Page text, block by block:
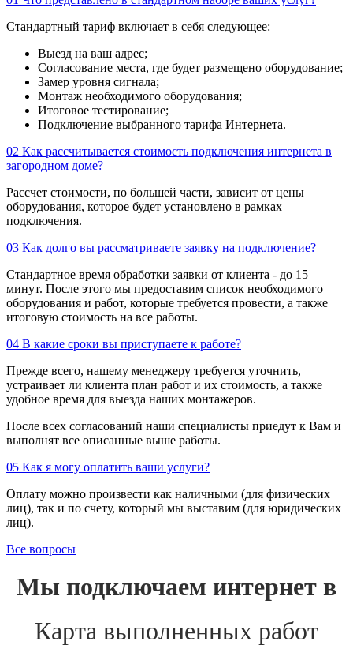
Стандартный тариф включает в себя следующее:
Выезд на ваш адрес;
Согласование места, где будет размещено оборудование;
Замер уровня сигнала;
Монтаж необходимого оборудования;
Итоговое тестирование;
Подключение выбранного тарифа Интернета.
02 Как рассчитывается стоимость подключения интернета в
загородном доме?
Рассчет стоимости, по большей части, зависит от цены
оборудования, которое будет установлено в рамках
подключения.
03 Как долго вы рассматриваете заявку на подключение?
Стандартное время обработки заявки от клиента - до 15
минут. После этого мы предоставим список необходимого
оборудования и работ, которые требуется провести, а также
итоговую стоимость на все работы.
04 В какие сроки вы приступаете к работе?
Прежде всего, нашему менеджеру требуется уточнить,
устраивает ли клиента план работ и их стоимость, а также
удобное время для выезда наших монтажеров.
После всех согласований наши специалисты приедут к Вам и
выполнят все описанные выше работы.
05 Как я могу оплатить ваши услуги?
Оплату можно произвести как наличными (для физических
лиц), так и по счету, который мы выставим (для юридических
лиц).
Все вопросы
Мы подключаем интернет в
Карта выполненных работ